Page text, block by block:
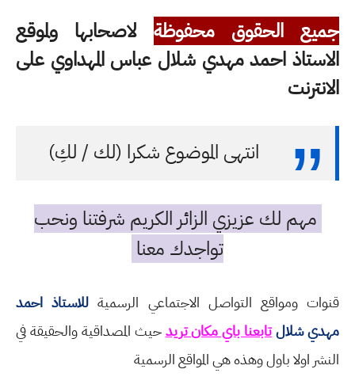
جميع الحقوق محفوظة لاصحابها ولموقع
الاستاذ احمد مهدي شلال عباس المهداوي على
الانترنت
انتهى الموضوع شكرا (لك / لكِ)
مهم لك عزيزي الزائر الكريم شرفتنا ونحب
تواجدك معنا
قنوات ومواقع التواصل الاجتماعي الرسمية للاستاذ احمد
مهدي شلالتابعنا باي مكان تريدحيث المصداقية والحقيقة في
النشر اولا باول وهذه هي المواقع الرسمية